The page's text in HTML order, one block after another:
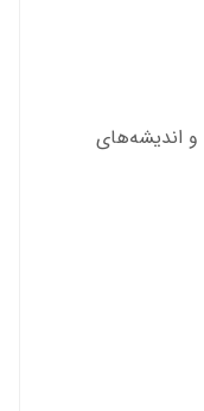
اندیشه‌های